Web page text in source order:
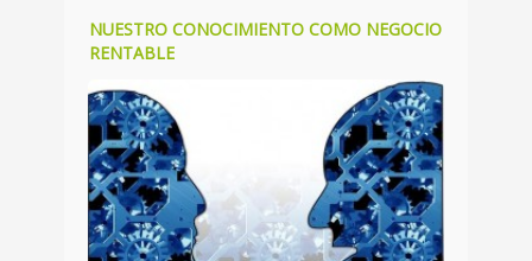
NUESTRO CONOCIMIENTO COMO NEGOCIO
RENTABLE